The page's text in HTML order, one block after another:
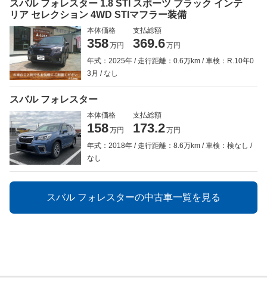
スバル フォレスター 1.8 STI スポーツ ブラック インテ
リア セレクション 4WD STIマフラー装備
本体価格
358万円
支払総額
369.6万円
年式：2025年
走行距離：0.6万km
車検：R.10年0
3月
なし
スバル フォレスター
本体価格
158万円
支払総額
173.2万円
年式：2018年
走行距離：8.6万km
車検：検なし
なし
スバル フォレスターの中古車一覧を見る